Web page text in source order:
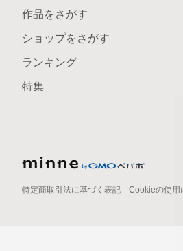
作品をさがす
ショップをさがす
ランキング
特集
特定商取引法に基づく表記 Cookieの使用